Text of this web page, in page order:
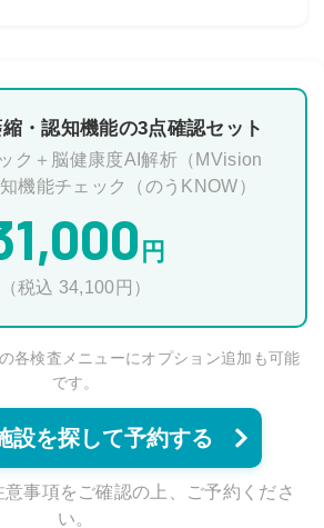
・認知機能の3点確認セット
ク＋脳健康度AI解析（MVision
機能チェック（のうKNOW）
円
（税込 34,100円）
各検査メニューにオプション追加も可能
です。
設を探して予約する
事項をご確認の上、ご予約くださ
い。